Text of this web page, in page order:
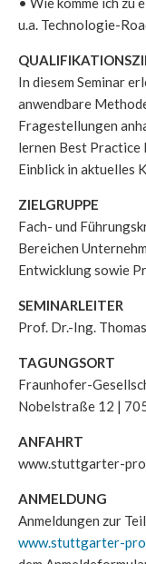
u.a. Technologie-
In diesem Seminar
anwendbare
Fragestellungen
lernen Best Practice
Einblick in aktuelles
ZIELGRUPPE
Fach- und
Bereichen
Entwicklung sowie
SEMINARLEITER
Prof. Dr.-Ing.
TAGUNGSORT
Fraunhofer-
Nobelstraße 12 |
ANFAHRT
www.stuttgarter-
ANMELDUNG
Anmeldungen zur
www.stuttgarter-